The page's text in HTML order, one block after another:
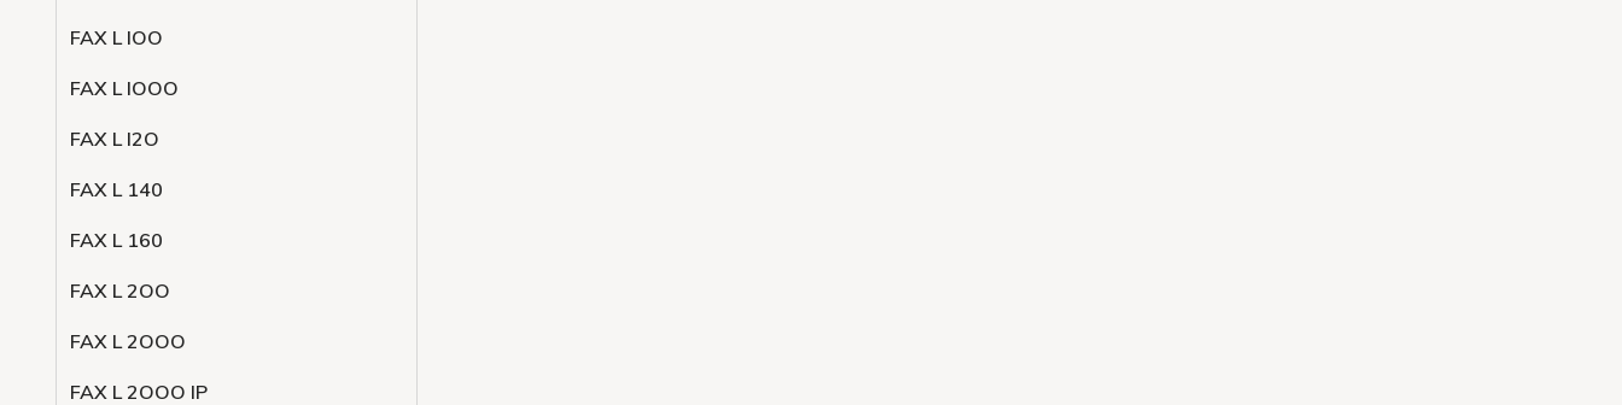
FAX L lOO
FAX L lOOO
FAX L l2O
FAX L 140
FAX L 160
FAX L 2OO
FAX L 2OOO
FAX L 2OOO IP